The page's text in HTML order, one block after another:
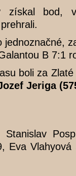
získal bod,
jednoznačné,
B 7:1
boli za
Jeriga
Stanislav
Eva